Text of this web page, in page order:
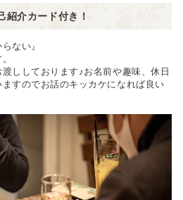
介カード付き！
ない』
ししております♪お名前や趣味、休日
すのでお話のキッカケになれば良い